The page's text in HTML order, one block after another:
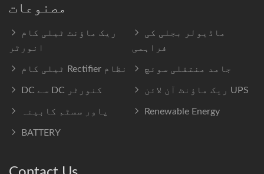
مصنوعات
ریک ماؤنٹ ٹیلی کام
انورٹر
ماڈیولر بجلی کی
فراہمی
ٹیلی کام Rectifier نظام جامد منتقلی سوئچ
DC سے DC کنورٹر ریک ماؤنٹ آن لائن UPS
پاور سسٹم کابینہ Renewable Energy
BATTERY